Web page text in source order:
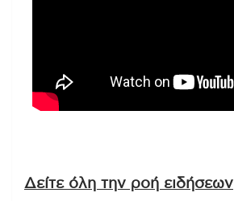
Δείτε όλη την ροή ειδήσεων